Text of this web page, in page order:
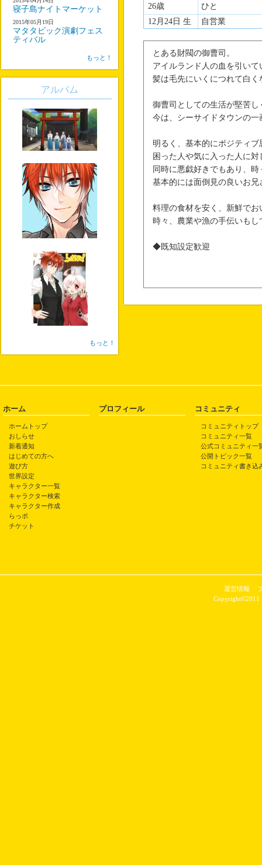
26歳
ひと
12月24日 生
自営業
とある財閥の御曹司。
アイルランド人の血を引い
髪は毛先にいくにつれて白く
御曹司としての生活が堅苦
今は、シーサイドタウンの
明るく、基本的にポジティブ
困った人や気に入った人に
同時に悪戯好きでもあり、
基本的には面倒見の良いお兄
料理の食材を安く、新鮮で
時々、農業や漁の手伝いもし
◆既知設定歓迎
寝子島ナイトマーケット
2015年05月19日
マタタビック演劇フェス
ティバル
もっと！
アルバム
もっと！
ホーム
ホームトップ
おしらせ
新着通知
はじめての方へ
遊び方
世界設定
キャラクター一覧
キャラクター検索
キャラクター作成
らっポ
チケット
プロフィール コミュニティ
コミュニティトップ
コミュニティ一覧
公式コミュニティ一
公開トピック一覧
コミュニティ書き込
運営情報
Copyright©2011